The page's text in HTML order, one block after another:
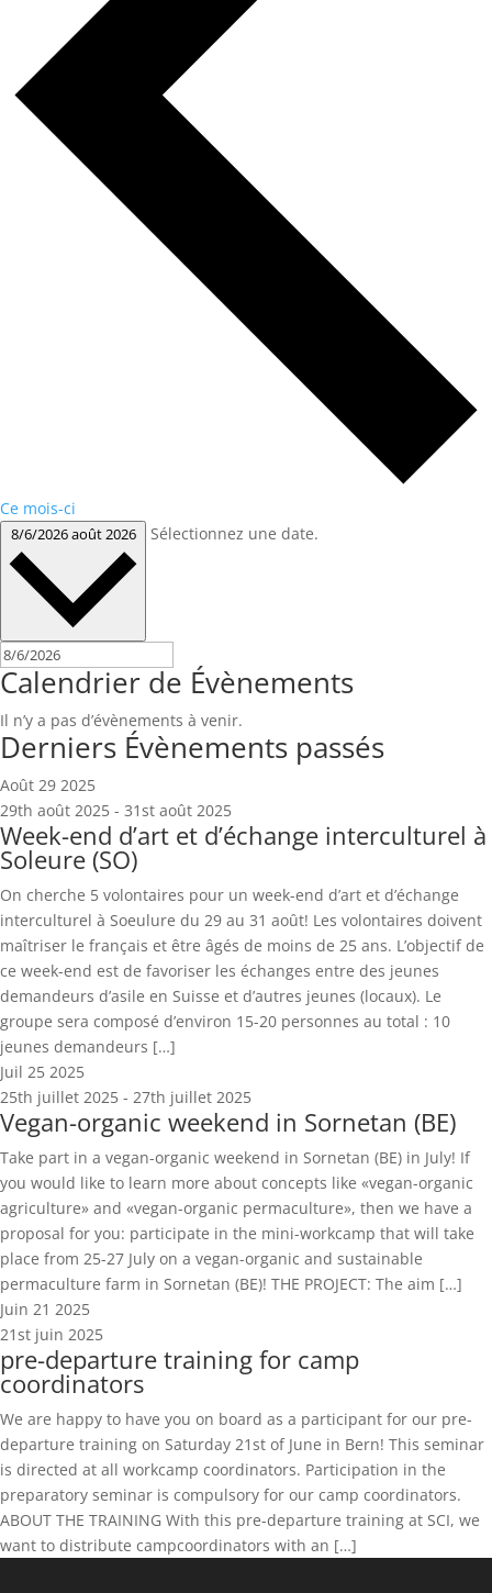
Ce mois-ci
8/6/2026août 2026 Sélectionnez une date.
Calendrier de Évènements
Il n’y a pas d’évènements à venir.
Derniers Évènements passés
Août 29 2025
29th août 2025 - 31st août 2025
Week-end d’art et d’échange interculturel à
Soleure (SO)
On cherche 5 volontaires pour un week-end d’art et d’échange
interculturel à Soeulure du 29 au 31 août! Les volontaires doivent
maîtriser le français et être âgés de moins de 25 ans. L’objectif de
ce week-end est de favoriser les échanges entre des jeunes
demandeurs d’asile en Suisse et d’autres jeunes (locaux). Le
groupe sera composé d’environ 15-20 personnes au total : 10
jeunes demandeurs […]
Juil 25 2025
25th juillet 2025 - 27th juillet 2025
Vegan-organic weekend in Sornetan (BE)
Take part in a vegan-organic weekend in Sornetan (BE) in July! If
you would like to learn more about concepts like «vegan-organic
agriculture» and «vegan-organic permaculture», then we have a
proposal for you: participate in the mini-workcamp that will take
place from 25-27 July on a vegan-organic and sustainable
permaculture farm in Sornetan (BE)! THE PROJECT: The aim […]
Juin 21 2025
21st juin 2025
pre-departure training for camp
coordinators
We are happy to have you on board as a participant for our pre-
departure training on Saturday 21st of June in Bern! This seminar
is directed at all workcamp coordinators. Participation in the
preparatory seminar is compulsory for our camp coordinators.
ABOUT THE TRAINING With this pre-departure training at SCI, we
want to distribute campcoordinators with an […]